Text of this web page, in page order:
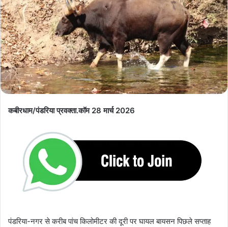
कबीरधाम/पंडरिया प्रवक्ता.कॉम 28 मार्च 2026
पंडरिया-नगर से करीब पांच किलोमीटर की दूरी पर घायल बायसन पिछले सप्ताह